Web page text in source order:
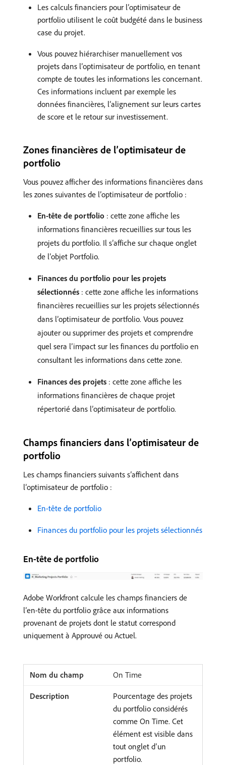
Les calculs financiers pour l’optimisateur de
portfolio utilisent le coût budgété dans le business
case du projet.
Vous pouvez hiérarchiser manuellement vos
projets dans l’optimisateur de portfolio, en tenant
compte de toutes les informations les concernant.
Ces informations incluent par exemple les
données financières, l’alignement sur leurs cartes
de score et le retour sur investissement.
Zones financières de l’optimisateur de
portfolio
Vous pouvez afficher des informations financières dans
les zones suivantes de l’optimisateur de portfolio :
En-tête de portfolio : cette zone affiche les
informations financières recueillies sur tous les
projets du portfolio. Il s’affiche sur chaque onglet
de l’objet Portfolio.
Finances du portfolio pour les projets
sélectionnés : cette zone affiche les informations
financières recueillies sur les projets sélectionnés
dans l’optimisateur de portfolio. Vous pouvez
ajouter ou supprimer des projets et comprendre
quel sera l’impact sur les finances du portfolio en
consultant les informations dans cette zone.
Finances des projets : cette zone affiche les
informations financières de chaque projet
répertorié dans l’optimisateur de portfolio.
Champs financiers dans l’optimisateur de
portfolio
Les champs financiers suivants s’affichent dans
l’optimisateur de portfolio :
En-tête de portfolio
Finances du portfolio pour les projets sélectionnés
En-tête de portfolio
Adobe Workfront calcule les champs financiers de
l’en-tête du portfolio grâce aux informations
provenant de projets dont le statut correspond
uniquement à Approuvé ou Actuel.
On Time
Pourcentage des projets
du portfolio considérés
comme On Time. Cet
élément est visible dans
tout onglet d’un
portfolio.